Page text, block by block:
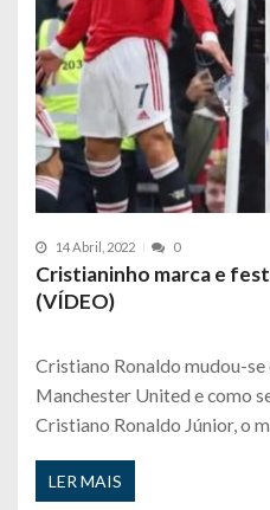
14 Abril, 2022 0
Cristianinho marca e
(VÍDEO)
Cristiano Ronaldo mudou-se
Manchester United e como
Cristiano Ronaldo Júnior, o
LER MAIS